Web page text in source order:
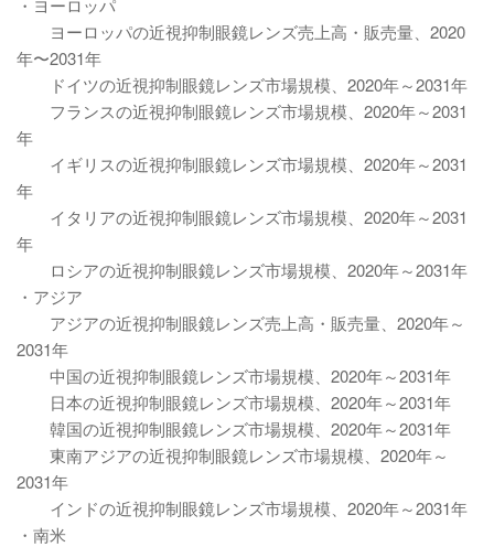
・ヨーロッパ
ヨーロッパの近視抑制眼鏡レンズ売上高・販売量、2020
年〜2031年
ドイツの近視抑制眼鏡レンズ市場規模、2020年～2031年
フランスの近視抑制眼鏡レンズ市場規模、2020年～2031
年
イギリスの近視抑制眼鏡レンズ市場規模、2020年～2031
年
イタリアの近視抑制眼鏡レンズ市場規模、2020年～2031
年
ロシアの近視抑制眼鏡レンズ市場規模、2020年～2031年
・アジア
アジアの近視抑制眼鏡レンズ売上高・販売量、2020年～
2031年
中国の近視抑制眼鏡レンズ市場規模、2020年～2031年
日本の近視抑制眼鏡レンズ市場規模、2020年～2031年
韓国の近視抑制眼鏡レンズ市場規模、2020年～2031年
東南アジアの近視抑制眼鏡レンズ市場規模、2020年～
2031年
インドの近視抑制眼鏡レンズ市場規模、2020年～2031年
・南米